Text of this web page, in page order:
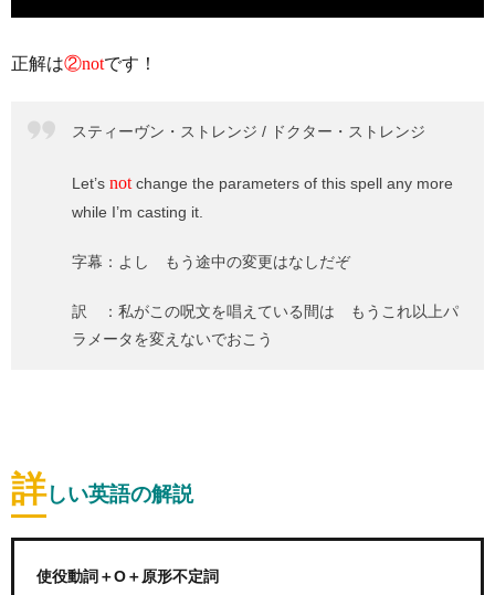
正解は②notです！
スティーヴン・ストレンジ / ドクター・ストレンジ
Let’s not change the parameters of this spell any more
while I’m casting it.
字幕：よし もう途中の変更はなしだぞ
訳 ：私がこの呪文を唱えている間は もうこれ以上パ
ラメータを変えないでおこう
詳しい英語の解説
使役動詞＋O＋原形不定詞